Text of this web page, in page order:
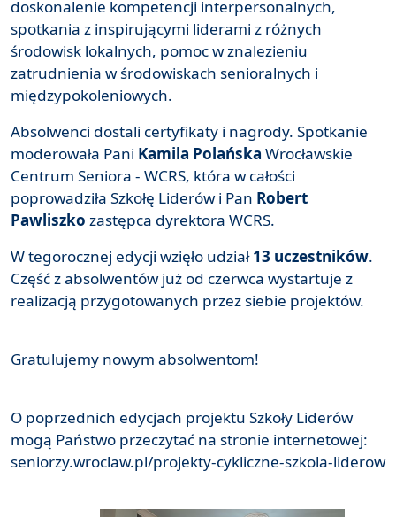
doskonalenie kompetencji interpersonalnych,
spotkania z inspirującymi liderami z różnych
środowisk lokalnych, pomoc w znalezieniu
zatrudnienia w środowiskach senioralnych i
międzypokoleniowych.
Absolwenci dostali certyfikaty i nagrody. Spotkanie
moderowała Pani Kamila Polańska Wrocławskie
Centrum Seniora - WCRS, która w całości
poprowadziła Szkołę Liderów i Pan Robert
Pawliszko zastępca dyrektora WCRS.
W tegorocznej edycji wzięło udział13 uczestników.
Część z absolwentów już od czerwca wystartuje z
realizacją przygotowanych przez siebie projektów.
Gratulujemy nowym absolwentom!
O poprzednich edycjach projektu Szkoły Liderów
mogą Państwo przeczytać na stronie internetowej:
seniorzy.wroclaw.pl/projekty-cykliczne-szkola-liderow